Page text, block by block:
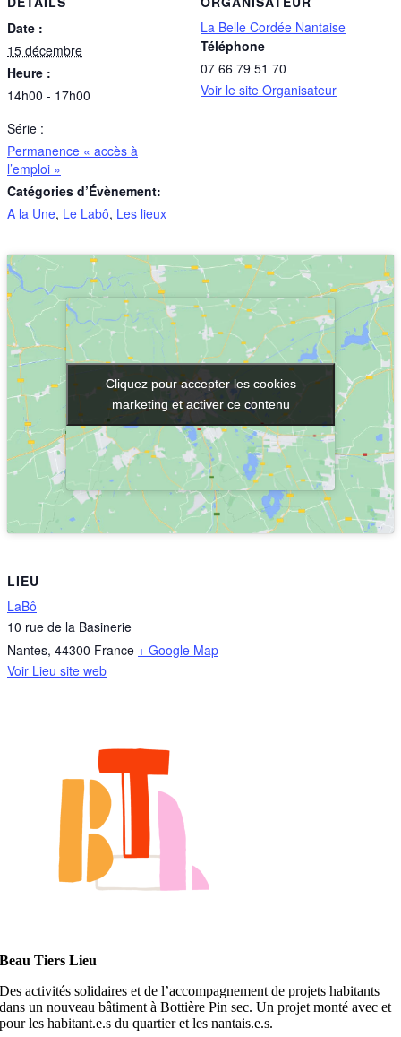
Date :
15 décembre
Heure :
14h00 - 17h00
Série :
Permanence « accès à
l’emploi »
Catégories d’Évènement:
A la Une, Le Labô, Les lieux
La Belle Cordée Nantaise
Téléphone
07 66 79 51 70
Voir le site Organisateur
LIEU
LaBô
10 rue de la Basinerie
Nantes, 44300 France + Google Map
Voir Lieu site web
Cliquez pour accepter les cookies
marketing et activer ce contenu
Cliquez pour accepter les cookies
marketing et activer ce contenu
Beau Tiers Lieu
Des activités solidaires et de l’accompagnement de projets habitants
dans un nouveau bâtiment à Bottière Pin sec. Un projet monté avec et
pour les habitant.e.s du quartier et les nantais.e.s.